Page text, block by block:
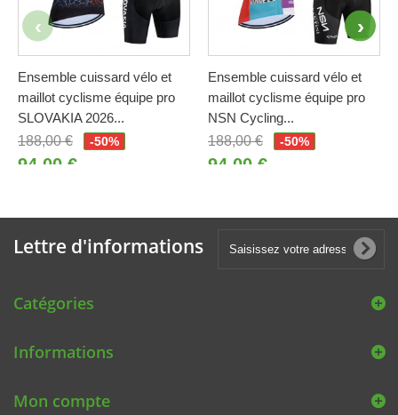
Ensemble cuissard vélo et
maillot cyclisme équipe pro
SLOVAKIA 2026...
188,00 €
-50%
94,00 €
Ensemble cuissard vélo et
maillot cyclisme équipe pro
NSN Cycling...
188,00 €
-50%
94,00 €
Lettre d'informations
Catégories
Informations
Mon compte